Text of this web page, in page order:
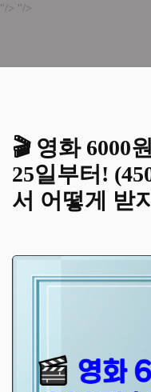
"/> "/>
🎬 영화 6000
25일부터!
서 어떻게 받